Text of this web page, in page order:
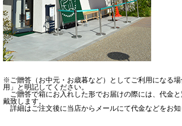
※ご贈答（お中元・お歳暮など）としてご利用になる
用」と明記してください。
ご贈答で箱にお入れした形でお届けの際には、代金
戴致します。
詳細はご注文後に当店からメールにて代金などをお知